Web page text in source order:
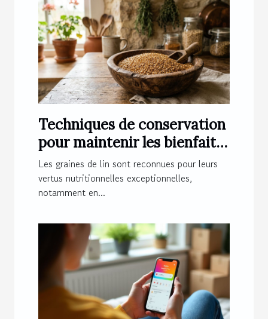
Techniques de conservation
pour maintenir les bienfaits
des graines de lin
Les graines de lin sont reconnues pour leurs
vertus nutritionnelles exceptionnelles,
notamment en...